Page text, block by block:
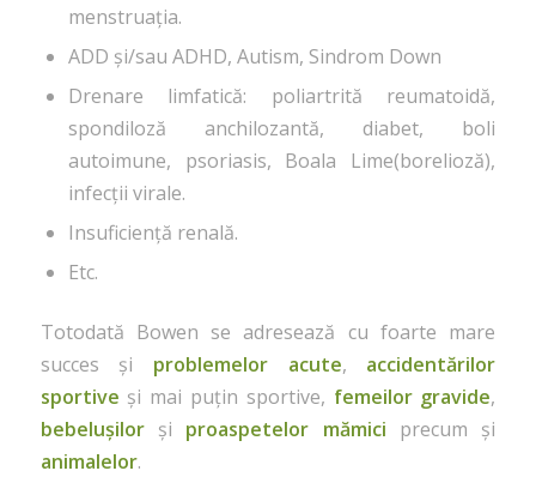
menstruația.
ADD și/sau ADHD, Autism, Sindrom Down
Drenare limfatică: poliartrită reumatoidă,
spondiloză anchilozantă, diabet, boli
autoimune, psoriasis, Boala Lime(borelioză),
infecții virale.
Insuficiență renală.
Etc.
Totodată Bowen se adresează cu foarte mare
succes și problemelor acute, accidentărilor
sportive și mai puțin sportive, femeilor gravide,
bebelușilorși proaspetelor mămici precum și
animalelor.